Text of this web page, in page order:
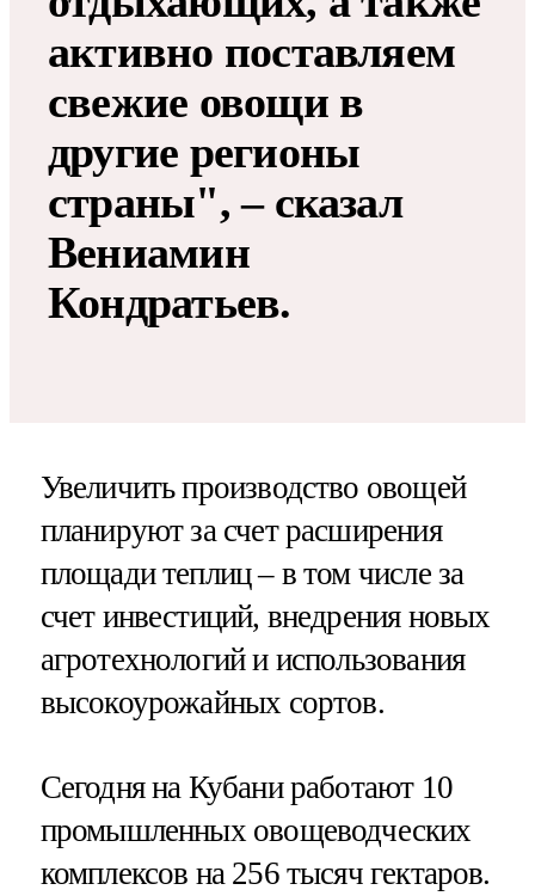
активно поставляем
свежие овощи в
другие регионы
страны", – сказал
Вениамин
Кондратьев.
Увеличить производство овощей
планируют за счет расширения
площади теплиц – в том числе за
счет инвестиций, внедрения новых
агротехнологий и использования
высокоурожайных сортов.
Сегодня на Кубани работают 10
промышленных овощеводческих
комплексов на 256 тысяч гектаров.